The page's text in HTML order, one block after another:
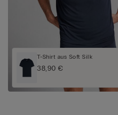
T-Shirt aus Soft Silk
38,90 €